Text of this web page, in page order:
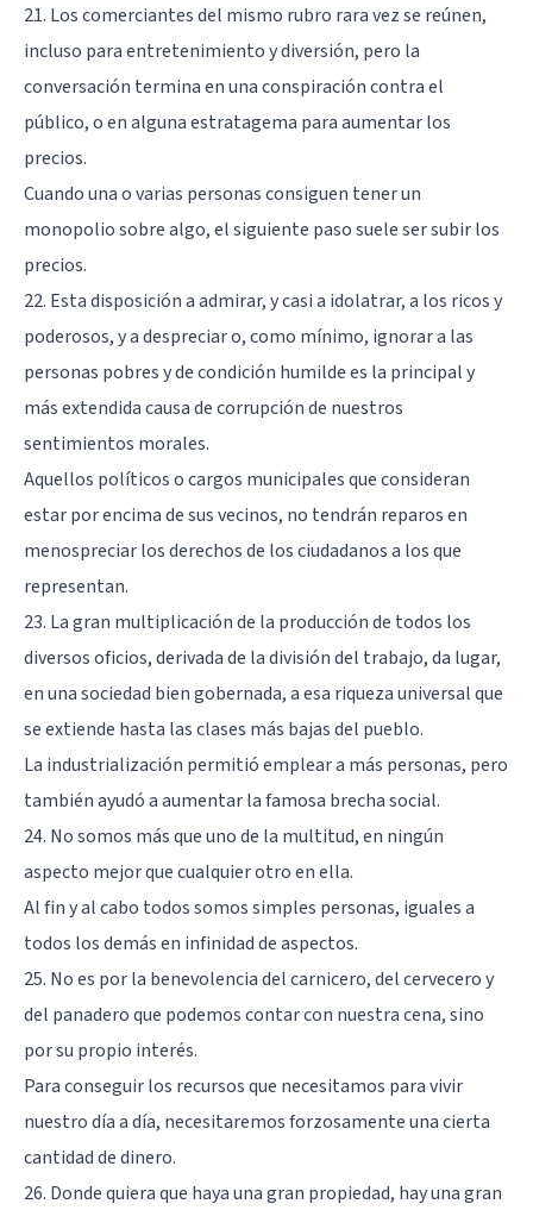
21. Los comerciantes del mismo rubro rara vez se reúnen,
incluso para entretenimiento y diversión, pero la
conversación termina en una conspiración contra el
público, o en alguna estratagema para aumentar los
precios.
Cuando una o varias personas consiguen tener un
monopolio sobre algo, el siguiente paso suele ser subir los
precios.
22. Esta disposición a admirar, y casi a idolatrar, a los ricos y
poderosos, y a despreciar o, como mínimo, ignorar a las
personas pobres y de condición humilde es la principal y
más extendida causa de corrupción de nuestros
sentimientos morales.
Aquellos políticos o cargos municipales que consideran
estar por encima de sus vecinos, no tendrán reparos en
menospreciar los derechos de los ciudadanos a los que
representan.
23. La gran multiplicación de la producción de todos los
diversos oficios, derivada de la división del trabajo, da lugar,
en una sociedad bien gobernada, a esa riqueza universal que
se extiende hasta las clases más bajas del pueblo.
La industrialización permitió emplear a más personas, pero
también ayudó a aumentar la famosa brecha social.
24. No somos más que uno de la multitud, en ningún
aspecto mejor que cualquier otro en ella.
Al fin y al cabo todos somos simples personas, iguales a
todos los demás en infinidad de aspectos.
25. No es por la benevolencia del carnicero, del cervecero y
del panadero que podemos contar con nuestra cena, sino
por su propio interés.
Para conseguir los recursos que necesitamos para vivir
nuestro día a día, necesitaremos forzosamente una cierta
cantidad de dinero.
26. Donde quiera que haya una gran propiedad, hay una gran